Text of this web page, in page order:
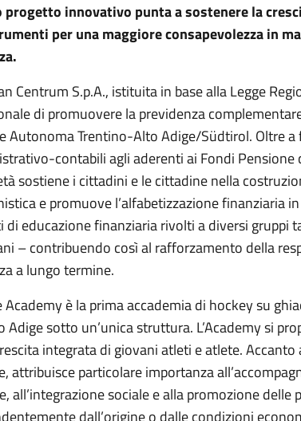
progetto innovativo punta a sostenere la
per una maggiore consapevolezza in
Centrum S.p.A., istituita in base alla Legge
di promuovere la previdenza
Autonoma Trentino-Alto Adige/Südtirol. Oltre
contabili agli aderenti ai Fondi Pensione
sostiene i cittadini e le cittadine nella
e promuove l’alfabetizzazione finanziaria
di educazione finanziaria rivolti a diversi gruppi
– contribuendo così al rafforzamento della
a lungo termine.
Academy è la prima accademia di hockey su
Adige sotto un’unica struttura. L’Academy si
integrata di giovani atleti e atlete.
attribuisce particolare importanza
all’integrazione sociale e alla promozione delle
dall’origine o dalle condizioni